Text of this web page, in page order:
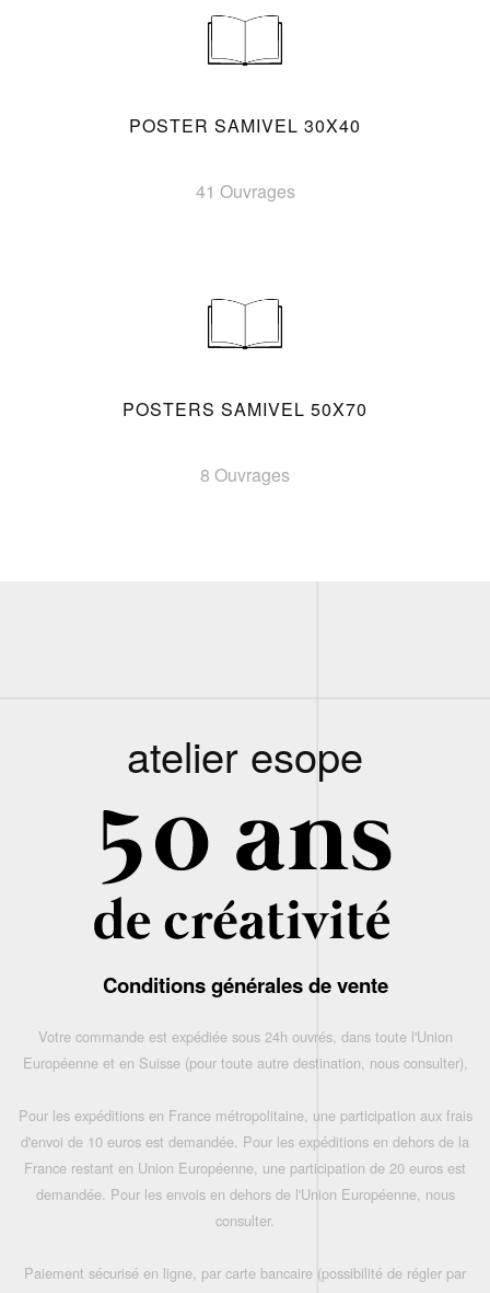
POSTER SAMIVEL 30X40
41 Ouvrages
POSTERS SAMIVEL 50X70
8 Ouvrages
atelier esope
Conditions générales de vente
Votre commande est expédiée sous 24h ouvrés, dans toute l'Union
Européenne et en Suisse (pour toute autre destination, nous consulter),
Pour les expéditions en France métropolitaine, une participation aux frais
d'envoi de 10 euros est demandée. Pour les expéditions en dehors de la
France restant en Union Européenne, une participation de 20 euros est
demandée. Pour les envois en dehors de l'Union Européenne, nous
consulter.
Paiement sécurisé en ligne, par carte bancaire (possibilité de régler par